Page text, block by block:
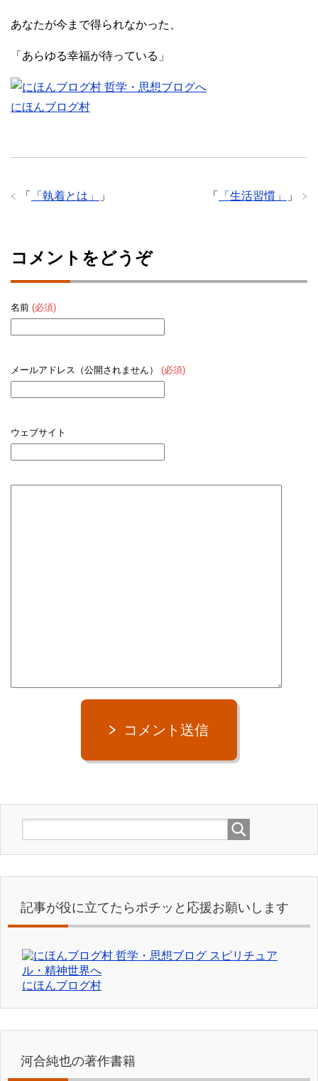
あなたが今まで得られなかった、
「あらゆる幸福が待っている」
にほんブログ村
「 「生活習慣」 」
「 「執着とは」 」
コメントをどうぞ
名前 (必須)
メールアドレス（公開されません） (必須)
ウェブサイト
コメント送信
記事が役に立てたらポチッと応援お願いします
にほんブログ村
河合純也の著作書籍